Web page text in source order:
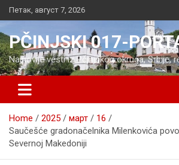
Skip
to
content
Петак, август 7, 2026
PČINJSKI 017-
Najnovije vesti iz Pčinjskog okruga, Srbije,
Home 2025 март
16
Saučešće gradonačelnika Milenkovića
Severnoj Makedoniji